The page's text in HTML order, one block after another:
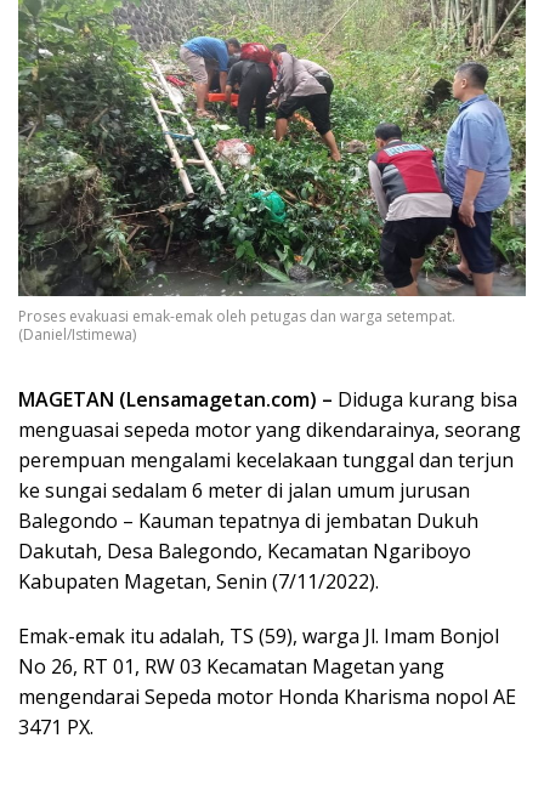
Proses evakuasi emak-emak oleh petugas dan warga setempat.
(Daniel/Istimewa)
MAGETAN (Lensamagetan.com) – Diduga kurang bisa
menguasai sepeda motor yang dikendarainya, seorang
perempuan mengalami kecelakaan tunggal dan terjun
ke sungai sedalam 6 meter di jalan umum jurusan
Balegondo – Kauman tepatnya di jembatan Dukuh
Dakutah, Desa Balegondo, Kecamatan Ngariboyo
Kabupaten Magetan, Senin (7/11/2022).
Emak-emak itu adalah, TS (59), warga Jl. Imam Bonjol
No 26, RT 01, RW 03 Kecamatan Magetan yang
mengendarai Sepeda motor Honda Kharisma nopol AE
3471 PX.